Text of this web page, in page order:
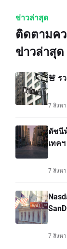
ข่าวล่าสุด
ติดตามค
ข่าวล่าสุด
🚨 ร
7 สิงห
ดัชนี
เทค
7 สิงห
7 สิงห